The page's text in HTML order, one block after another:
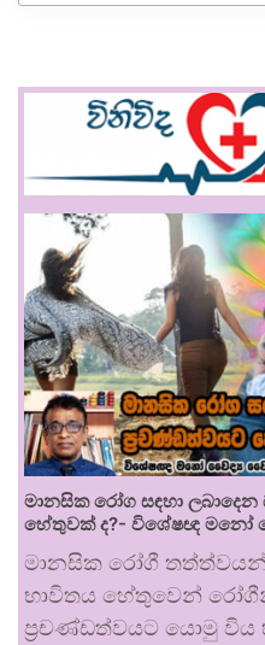
මානසික රෝග සඳහා
හේතුවක් ද?- විශේෂඥ මනෝ
මානසික රෝගී තත්ත්වයන්
භාවිතය හේතුවෙන්
ප්‍රචණ්ඩත්වයට යොමු විය